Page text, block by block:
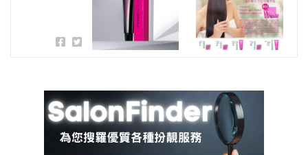
- 持久濕潤頭髮，避免頭髮乾燥分裂。
保濕因子 NaPCA：
透明質酸 Sodium Hyaluronate：
透明質酸...